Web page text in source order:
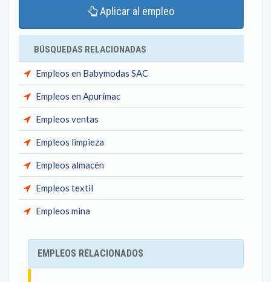
Aplicar al empleo
BÚSQUEDAS RELACIONADAS
Empleos en Babymodas SAC
Empleos en Apurímac
Empleos ventas
Empleos limpieza
Empleos almacén
Empleos textil
Empleos mina
EMPLEOS RELACIONADOS